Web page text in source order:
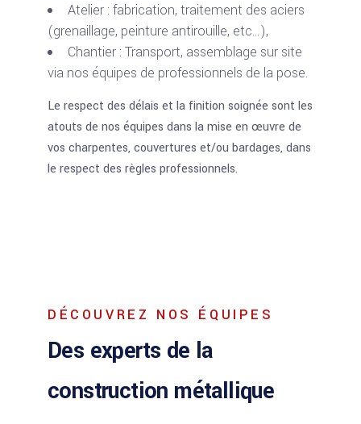
Atelier : fabrication, traitement des aciers
(grenaillage, peinture antirouille, etc…),
Chantier : Transport, assemblage sur site
via nos équipes de professionnels de la pose.
Le respect des délais et la finition soignée sont les
atouts de nos équipes dans la mise en œuvre de
vos charpentes, couvertures et/ou bardages, dans
le respect des règles professionnels.
DÉCOUVREZ NOS ÉQUIPES
Des experts de la
construction métallique